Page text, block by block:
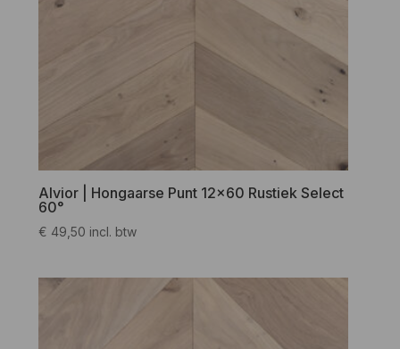
Alvior | Hongaarse Punt 12×60 Rustiek Select
60°
€ 49,50 incl. btw